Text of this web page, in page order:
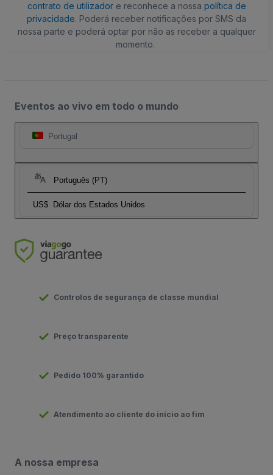
contrato de utilizadore reconhece a nossa política de
privacidade. Poderá receber notificações por SMS da
nossa parte e poderá optar por não as receber a qualquer
momento.
Eventos ao vivo em todo o mundo
Portugal
Português (PT)
US$ Dólar dos Estados Unidos
Controlos de segurança de classe mundial
Preço transparente
Pedido 100% garantido
Atendimento ao cliente do início ao fim
A nossa empresa